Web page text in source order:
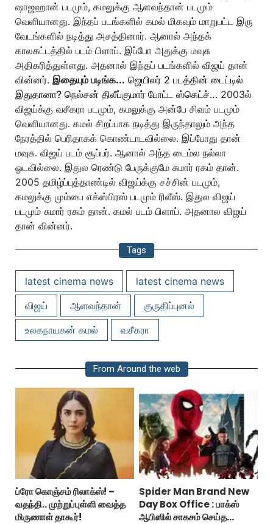
ஷாஜஹான் படமும், கமலுக்கு ஆளவந்தான் படமும்
வெளியானது. இந்தப் படங்களில் கமல் மிகவும் மாறுபட்ட இரு
வேடங்களில் நடித்து அசத்தினார். ஆனால் அந்தக்
காலகட்டத்தில் படம் பிளாப். இப்போ அதுக்கு மவுசு
அதிகரித்துள்ளது. அதனால் இந்தப் படங்களில் விஜய் தான்
வின்னர். இதையும் படிங்க... ஜெயிலர் 2 படத்தின் டைட்டில்
இதுதானா? நெல்சன் திலீப்குமார் போட்ட ஸ்கெட்ச்… 2003ல்
விஜய்க்கு வசீகரா படமும், கமலுக்கு அன்பே சிவம் படமும்
வெளியானது. கமல் சிறப்பாக நடித்து இருந்தாலும் அந்த
நேரத்தில் பெரிதாகக் கொண்டாடவில்லை. இப்போது தான்
மவுசு. விஜய் படம் சூப்பர். ஆனால் அந்த டைம்ல நல்லா
ஓடவில்லை. இதுல ரெண்டு பேருக்குமே சுமார் ரகம் தான்.
2005 தமிழ்ப்புத்தாண்டில் விஜய்க்கு சச்சின் படமும்,
கமலுக்கு மும்பை எக்ஸ்பிரஸ் படமும் ரிலீஸ். இதுல விஜய்
படமும் சுமார் ரகம் தான். கமல் படம் பிளாப். அதனால விஜய்
தான் வின்னர்.
Tags
latest cinema news
latest cinema news
விஜய்
ஆளவந்தான்
குருதிப்புனல்
உலகநாயகன் கமல்
வசீகரா
From Around the web
ப்ரோ கொஞ்சம் ரிலாக்ஸ்! –
வதந்தி.. முற்றுப்புள்ளி வைத்த
மிருணாள் தாகூர்!
Spider Man Brand New
Day Box Office : பாக்ஸ்
ஆபிஸில் சாகசம் செய்த